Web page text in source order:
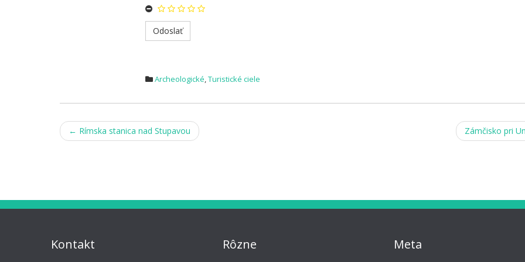
Archeologické,Turistické ciele
Post
← Rímska stanica nad Stupavou Zámčisko pri
Kontakt Rôzne Meta